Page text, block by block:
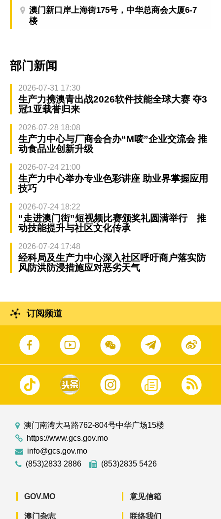
澳门新口岸上海街175号，中华总商会大厦6-7
楼
部门新闻
2026-07-31 17:30
生产力携澳青出战2026软件技能全球大赛 夺3
冠1亚载誉归来
2026-07-28 18:08
生产力中心与厂商会合办“M唛”企业交流会 推
动食品业创新升级
2026-07-24 21:00
生产力中心举办专业色彩讲座 助业界掌握应用
技巧
2026-07-24 18:22
“走进澳门街”短视频比赛颁奖礼圆满举行 推
动技能提升与社区文化传承
2026-07-24 17:48
经科局及生产力中心深入社区呼吁商户落实防
风防洪防浸措施应对恶劣天气
订阅频道
澳门南湾大马路762-804号中华广场15楼
https://www.gcs.gov.mo
info@gcs.gov.mo
(853)2833 2886
(853)2835 5426
GOV.MO
澳门杂志
意见信箱
联络我们